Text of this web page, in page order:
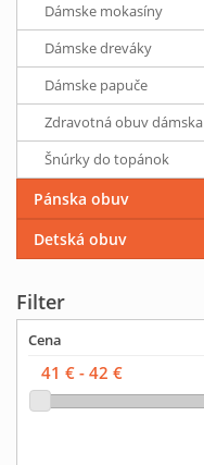
Dámske mokasíny
Dámske dreváky
Dámske papuče
Zdravotná obuv dámska
Šnúrky do topánok
Pánska obuv
Detská obuv
Filter
Cena